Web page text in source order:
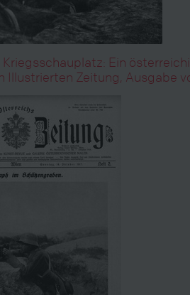
Kriegsschauplatz: Ein
Illustrierten Zeitung, Ausgabe